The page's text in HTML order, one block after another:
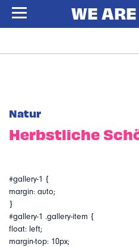
Natur
Herbstliche
#gallery-1 {
margin: auto;
}
#gallery-1 .gallery-item {
float: left;
margin-top: 10px;